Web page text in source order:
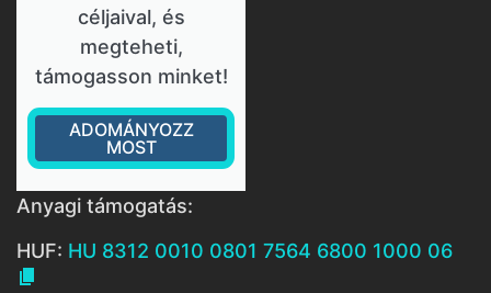
céljaival, és
megteheti,
támogasson minket!
ADOMÁNYOZZ
MOST
Anyagi támogatás:
HUF: HU 8312 0010 0801 7564 6800 1000 06
